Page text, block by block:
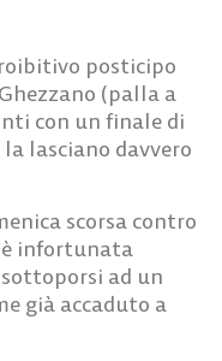
posticipo
(palla a
con un finale di
lasciano davvero
scorsa contro
è infortunata
ad un
già accaduto a